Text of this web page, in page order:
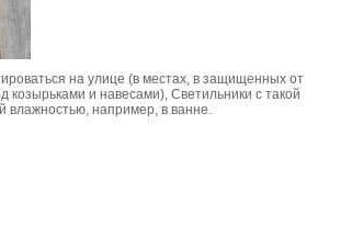
на улице (в местах, в защищенных от
и навесами), Светильники с такой
например, в ванне.